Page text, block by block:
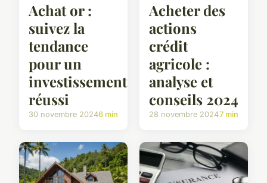
Achat or :
suivez la
tendance
pour un
investissement
réussi
30 novembre 20246 min
Acheter des
actions
crédit
agricole :
analyse et
conseils 2024
28 novembre 20247 min